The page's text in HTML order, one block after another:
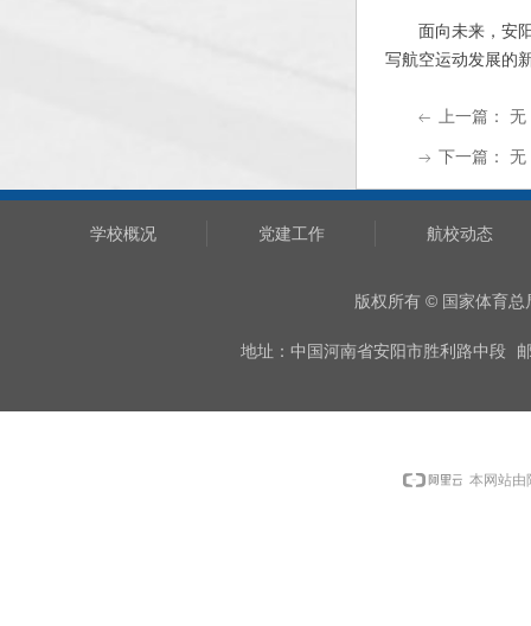
面向未来，安
写航空运动发展的
ꂃ 上一篇： 无
ꁹ 下一篇： 无
版权所有 © 国家体育总
地址：中国河南省安阳市胜利路中段
学校概况 党建工作 航校动态
本网站由